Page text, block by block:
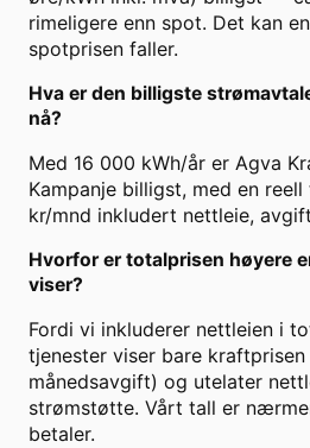
rimeligere enn spot. Det kan
spotprisen faller.
Hva er den billigste
nå?
Med 16 000 kWh/år er Agva
Kampanje billigst, med en
kr/mnd inkludert nettleie,
Hvorfor er totalprisen høyere
viser?
Fordi vi inkluderer nettleien i
tjenester viser bare
månedsavgift) og utelater
strømstøtte. Vårt tall er
betaler.